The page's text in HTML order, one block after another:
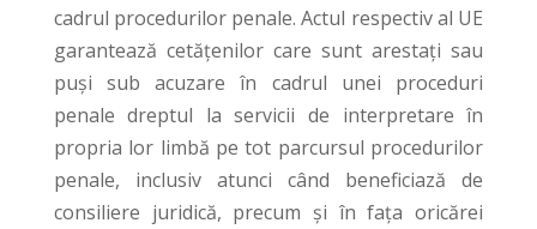
cadrul procedurilor penale. Actul respectiv al UE
garantează cetățenilor care sunt arestați sau
puși sub acuzare în cadrul unei proceduri
penale dreptul la servicii de interpretare în
propria lor limbă pe tot parcursul procedurilor
penale, inclusiv atunci când beneficiază de
consiliere juridică, precum și în fața oricărei